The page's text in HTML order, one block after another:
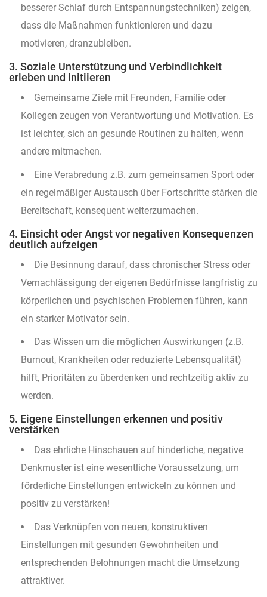
besserer Schlaf durch Entspannungstechniken) zeigen,
dass die Maßnahmen funktionieren und dazu
motivieren, dranzubleiben.
3. Soziale Unterstützung und Verbindlichkeit
erleben und initiieren
Gemeinsame Ziele mit Freunden, Familie oder
Kollegen zeugen von Verantwortung und Motivation. Es
ist leichter, sich an gesunde Routinen zu halten, wenn
andere mitmachen.
Eine Verabredung z.B. zum gemeinsamen Sport oder
ein regelmäßiger Austausch über Fortschritte stärken die
Bereitschaft, konsequent weiterzumachen.
4. Einsicht oder Angst vor negativen Konsequenzen
deutlich aufzeigen
Die Besinnung darauf, dass chronischer Stress oder
Vernachlässigung der eigenen Bedürfnisse langfristig zu
körperlichen und psychischen Problemen führen, kann
ein starker Motivator sein.
Das Wissen um die möglichen Auswirkungen (z.B.
Burnout, Krankheiten oder reduzierte Lebensqualität)
hilft, Prioritäten zu überdenken und rechtzeitig aktiv zu
werden.
5. Eigene Einstellungen erkennen und positiv
verstärken
Das ehrliche Hinschauen auf hinderliche, negative
Denkmuster ist eine wesentliche Voraussetzung, um
förderliche Einstellungen entwickeln zu können und
positiv zu verstärken!
Das Verknüpfen von neuen, konstruktiven
Einstellungen mit gesunden Gewohnheiten und
entsprechenden Belohnungen macht die Umsetzung
attraktiver.